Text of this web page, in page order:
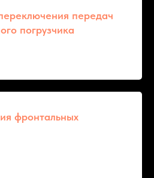
передач
погрузчика
фронтальных